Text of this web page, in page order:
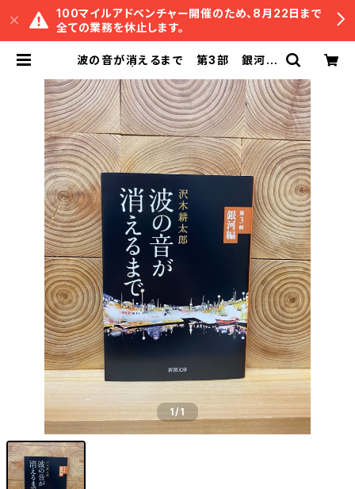
100マイルアドベンチャー開催のため、8月22日まで
全ての業務を休止します。
波の音が消えるまで 第3部 銀河編
1/1